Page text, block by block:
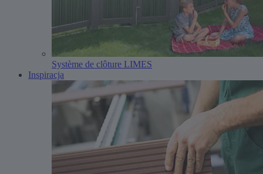
Système de clôture LIMES
Inspiracja